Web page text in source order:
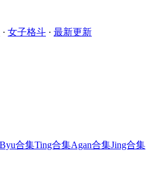
· 女子格斗 · 最新更新
Byu合集Ting合集Agan合集Jing合集